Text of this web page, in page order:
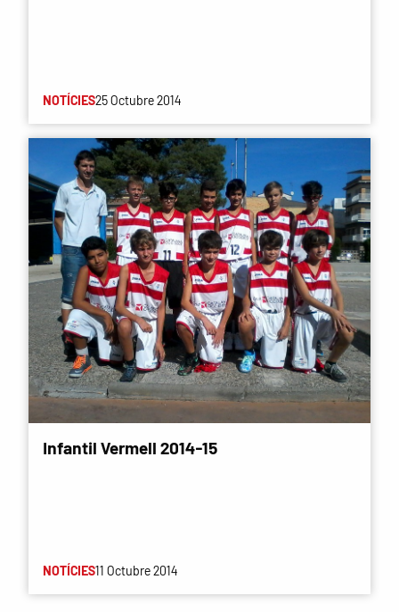
NOTÍCIES25 Octubre 2014
Infantil Vermell 2014-15
NOTÍCIES11 Octubre 2014